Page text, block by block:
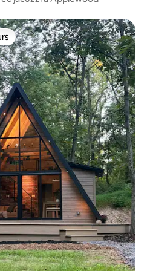
les plus appréciés